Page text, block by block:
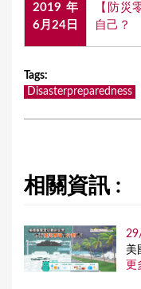
2019年
6月24日
【防災
自己？
Tags:
Disasterpreparedness
相關資訊 :
美
更